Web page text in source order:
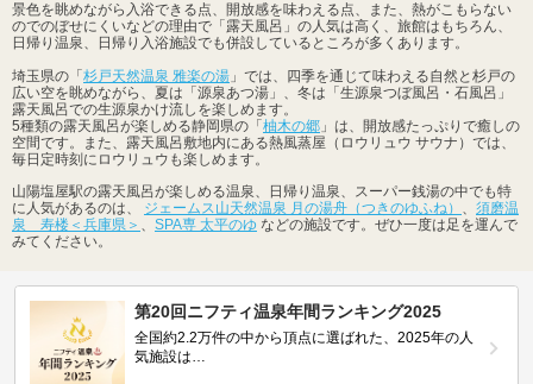
景色を眺めながら入浴できる点、開放感を味わえる点、また、熱がこもらない
のでのぼせにくいなどの理由で「露天風呂」の人気は高く、旅館はもちろん、
日帰り温泉、日帰り入浴施設でも併設しているところが多くあります。
埼玉県の「 杉戸天然温泉 雅楽の湯 」では、四季を通じて味わえる自然と杉戸の
広い空を眺めながら、夏は「源泉あつ湯」、冬は「生源泉つぼ風呂・石風呂」
露天風呂での生源泉かけ流しを楽しめます。
5種類の露天風呂が楽しめる静岡県の「 柚木の郷 」は、開放感たっぷりで癒しの
空間です。また、露天風呂敷地内にある熱風蒸屋（ロウリュウ サウナ）では、
毎日定時刻にロウリュウも楽しめます。
山陽塩屋駅の露天風呂が楽しめる温泉、日帰り温泉、スーパー銭湯の中でも特
に人気があるのは、 ジェームス山天然温泉 月の湯舟（つきのゆふね） 、 須磨温
泉 寿楼＜兵庫県＞ 、 SPA専 太平のゆ などの施設です。ぜひ一度は足を運んで
みてください。
第20回ニフティ温泉年間ランキング2025
全国約2.2万件の中から頂点に選ばれた、2025年の人
気施設は…